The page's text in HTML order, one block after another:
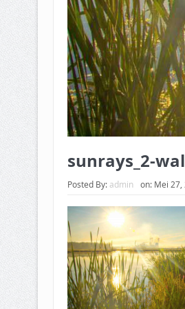
sunrays_2-
Posted By: admin on: Mei 27,